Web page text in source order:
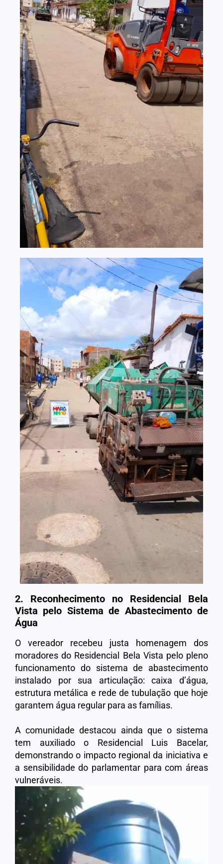
2. Reconhecimento no Residencial Bela
Vista pelo Sistema de Abastecimento de
Água
O vereador recebeu justa homenagem dos
moradores do Residencial Bela Vista pelo pleno
funcionamento do sistema de abastecimento
instalado por sua articulação: caixa d’água,
estrutura metálica e rede de tubulação que hoje
garantem água regular para as famílias.
A comunidade destacou ainda que o sistema
tem auxiliado o Residencial Luis Bacelar,
demonstrando o impacto regional da iniciativa e
a sensibilidade do parlamentar para com áreas
vulneráveis.